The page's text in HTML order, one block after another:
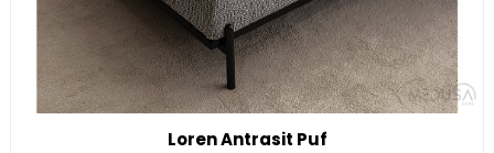
Loren Antrasit Puf